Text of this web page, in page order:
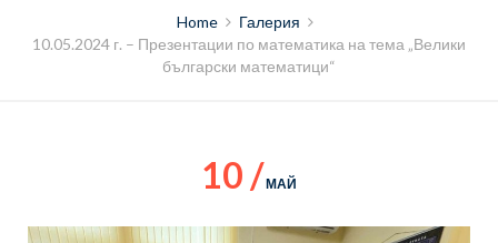
Home
Галерия
10.05.2024 г. – Презентации по математика на тема „Велики
български математици“
10 /МАЙ